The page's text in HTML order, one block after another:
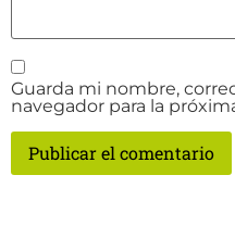
Guarda mi nombre,
navegador para la